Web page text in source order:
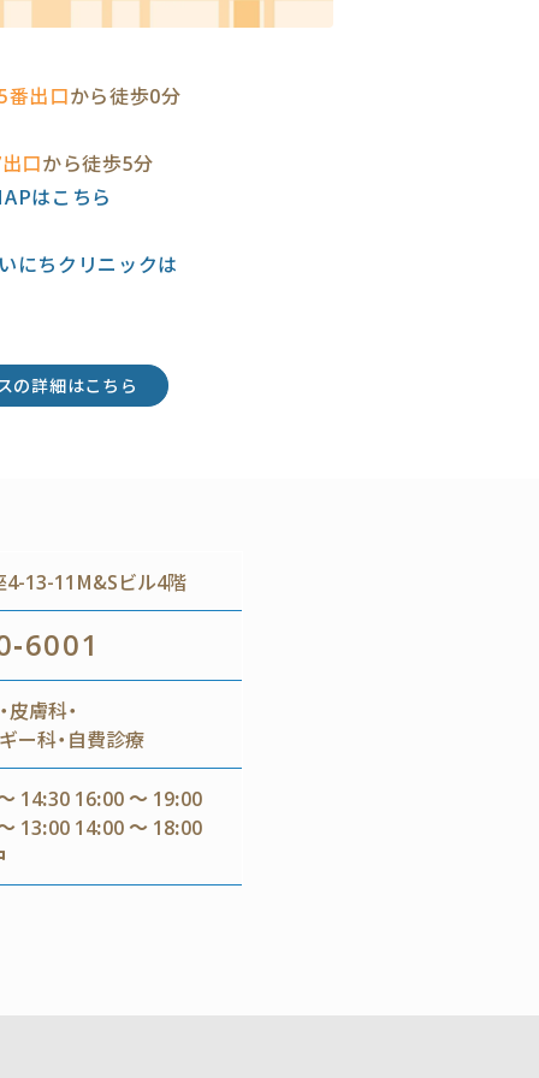
番出口から徒歩0分
口から徒歩5分
はこちら
にちクリニックは
の詳細はこちら
4-13-11M&Sビル4階
6001
皮膚科・
ー科・自費診療
14:30 16:00 ～ 19:00
13:00 14:00 ～ 18:00